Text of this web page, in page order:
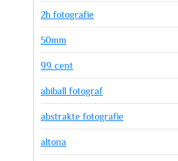
2h fotografie
50mm
99 cent
abiball fotograf
abstrakte fotografie
altona